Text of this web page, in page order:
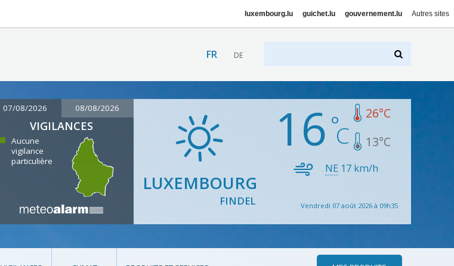
luxembourg.lu guichet.lu gouvernement.lu Autres sites
FR DE
07/08/2026 08/08/2026
VIGILANCES
Aucune
vigilance
particulière
LUXEMBOURG
FINDEL
16 26°C
13°C
NE 17 km/h
Vendredi 07 août 2026 à 09h35